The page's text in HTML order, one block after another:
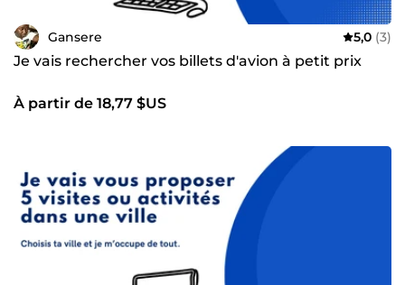
Gansere 5,0 (3)
Je vais rechercher vos billets d'avion à petit prix
À partir de 18,77 $US